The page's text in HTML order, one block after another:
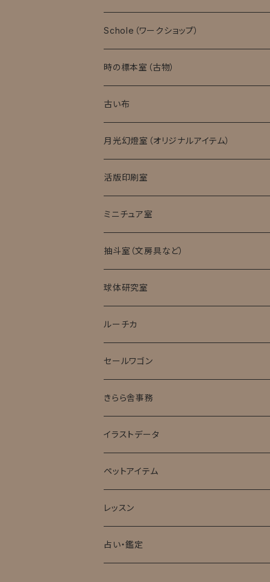
モバイル顕微鏡
実験消耗品
キット・完成品
Schole（ワークショップ）
時の標本室（古物）
ローマングラス
古い布
月光幻燈室（オリジナルアイテム）
活版印刷室
ミニチュア室
ミニチュア試験管入標本
抽斗室（文房具など）
球体研究室
ルーチカ
セールワゴン
きらら舎事務
イラストデータ
ペットアイテム
レッスン
占い・鑑定